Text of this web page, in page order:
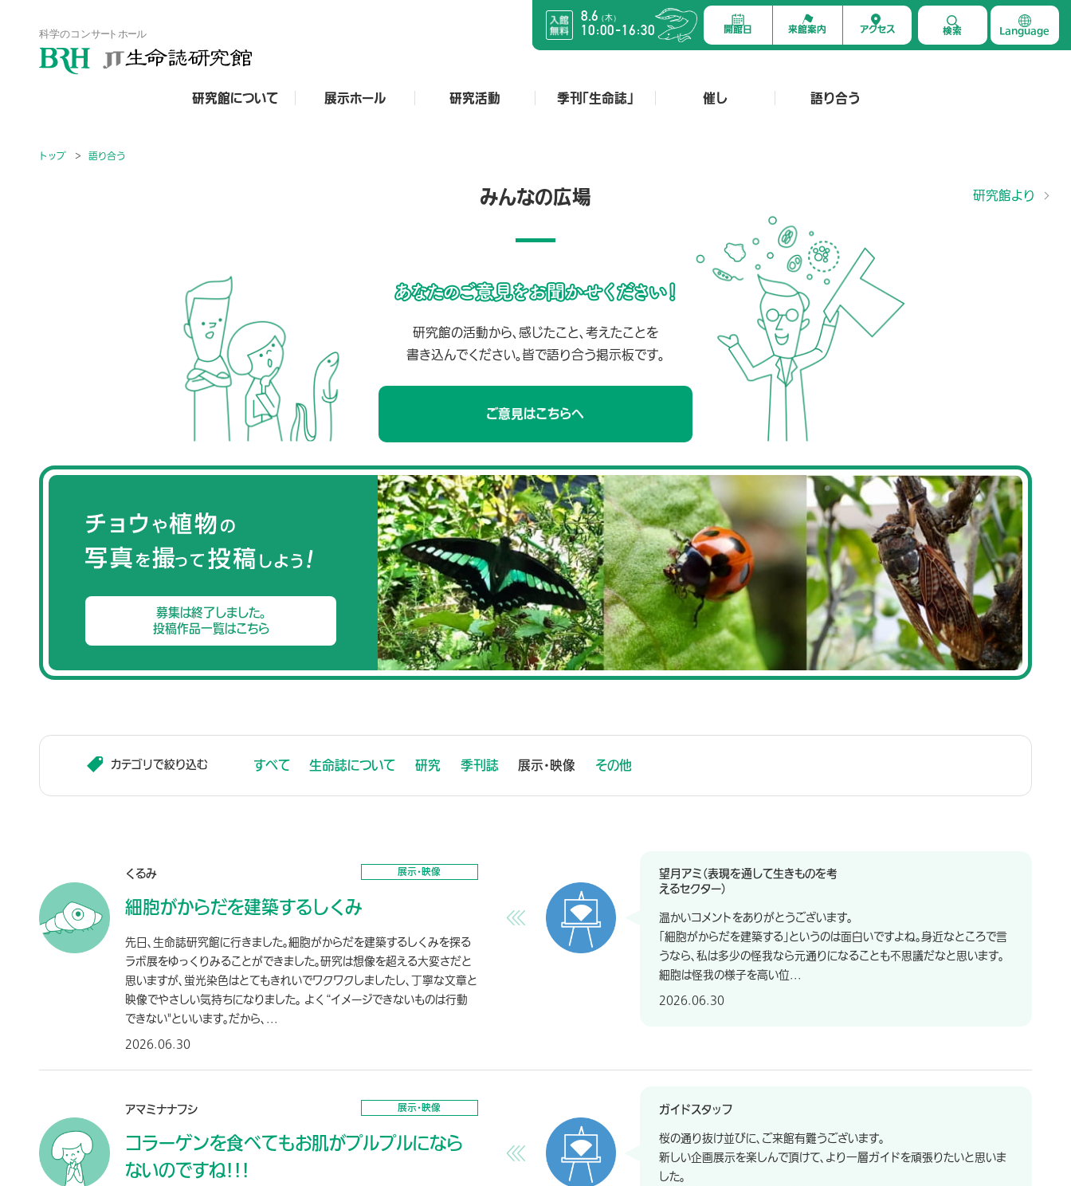
研究館について 展示ホール 研究活動 季刊「生命誌」 催し 語り合う
8.6（ 木）
10:00- 16:30 開館日 来館案内 アクセス 検索 Language
トップ 語り合う
研究館より
みんなの広場
研究館の活動から、感じたこと、考えたことを
書き込んでください。皆で語り合う掲示板です。
ご意見はこちらへ
募集は終了しました。
投稿作品一覧はこちら
カテゴリで絞り込む すべて 生命誌について 研究 季刊誌 展示・映像 その他
展示・映像
くるみ
細胞がからだを建築するしくみ
先日、生命誌研究館に行きました。細胞がからだを建築するしくみを探る
ラボ展をゆっくりみることができました。研究は想像を超える大変さだと
思いますが、蛍光染色はとてもきれいでワクワクしましたし、丁寧な文章と
映像でやさしい気持ちになりました。 よく“イメージできないものは行動
できない"といいます。だから、...
2026.06.30
望月アミ（表現を通して生きものを考
えるセクター）
温かいコメントをありがとうございます。
「細胞がからだを建築する」というのは面白いですよね。身近なところで言
うなら、私は多少の怪我なら元通りになることも不思議だなと思います。
細胞は怪我の様子を高い位...
2026.06.30
展示・映像
アマミナナフシ
コラーゲンを食べてもお肌がプルプルになら
ないのですね!!!
ガイドスタッフ
桜の通り抜け並びに、ご来館有難うございます。
新しい企画展示を楽しんで頂けて、より一層ガイドを頑張りたいと思いま
した。